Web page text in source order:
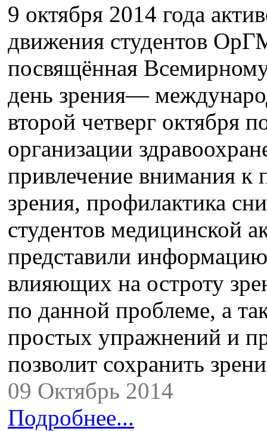
9 октября 2014 года
движения студентов
посвящённая
день зрения—
второй четверг октября
организации
привлечение внимания
зрения, профилактика
студентов медицинской
представили
влияющих на остроту
по данной проблеме, а
простых упражнений и
позволит сохранить
09 Октябрь 2014
Подробнее...